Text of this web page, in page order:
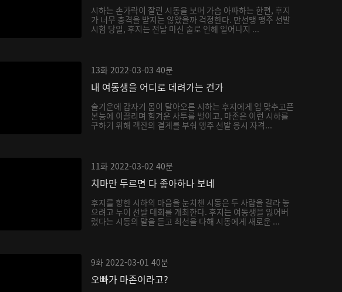
시하는 손가락이 잘린 시동을 보며 가슴 아파하는 한편, 후지
가 너무 충격을 받지는 않았을까 걱정한다. 만선맹 맹주 선발
시험 당일, 후지는 전날 마신 술로 인해 일어나지 ...
13화 2022-03-03 40분
내 여동생을 어디로 데려가는 건가
술기운에 갑자기 몸이 달아오른 시하는 후지에게 입 맞추고픈
본능에 이끌리며 힘겨운 사투를 벌이고, 마존은 이런 시하를
구하기 위해 객잔의 결계를 부숴 맹주 선발 응시 자격...
11화 2022-03-02 40분
치마만 두르면 다 좋아하나 보네
후지를 향한 시하의 마음을 눈치챈 시동은 두 사람을 갈라 놓
으려고 누이 선발 대회를 개최한다. 후지는 여동생을 잃어버
렸다는 시동의 말을 듣고 최선을 다해 시동에게 새로운 ...
9화 2022-03-01 40분
오빠가 마존이라고?